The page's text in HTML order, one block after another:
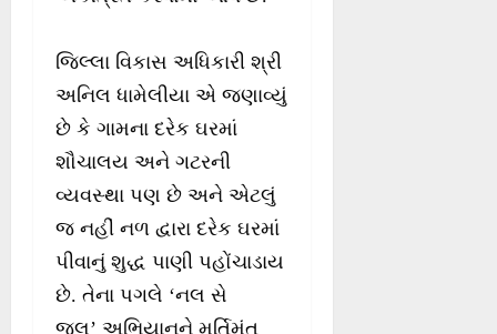
જિલ્લા વિકાસ અધિકારી શ્રી
અનિલ ધામેલીયા એ જણાવ્યું
છે કે ગામના દરેક ઘરમાં
શૌચાલય અને ગટરની
વ્યવસ્થા પણ છે અને એટલું
જ નહીં નળ દ્વારા દરેક ઘરમાં
પીવાનું શુદ્ધ પાણી પહોંચાડાય
છે. તેના પગલે ‘નલ સે
જલ’ અભિયાનને મૂર્તિમંત